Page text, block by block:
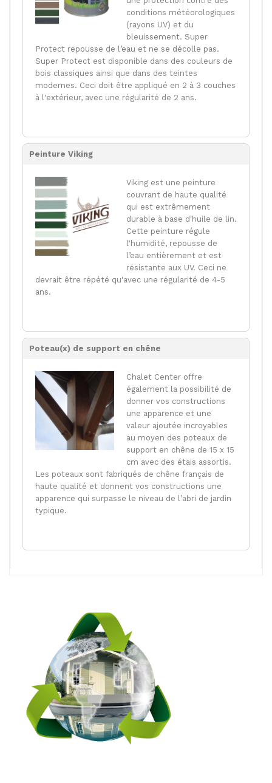
conditions météorologiques
(rayons UV) et du
bleuissement. Super
Protect repousse de l’eau et ne se décolle pas.
Super Protect est disponible dans des couleurs de
bois classiques ainsi que dans des teintes
modernes. Ceci doit être appliqué en 2 à 3 couches
à l'extérieur, avec une régularité de 2 ans.
Peinture Viking
Viking est une peinture
couvrant de haute qualité
qui est extrêmement
durable à base d'huile de lin.
Cette peinture régule
l'humidité, repousse de
l’eau entièrement et est
résistante aux UV. Ceci ne
devrait être répété qu'avec une régularité de 4-5
ans.
Poteau(x) de support en chêne
Chalet Center offre
également la possibilité de
donner vos constructions
une apparence et une
valeur ajoutée incroyables
au moyen des poteaux de
support en chêne de 15 x 15
cm avec des étais assortis.
Les poteaux sont fabriqués de chêne français de
haute qualité et donnent vos constructions une
apparence qui surpasse le niveau de l’abri de jardin
typique.